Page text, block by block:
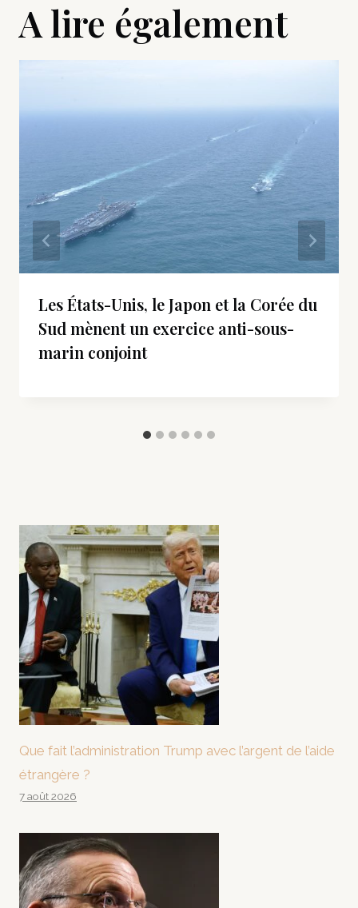
A lire également
Les États-Unis, le Japon et la Corée du
Sud mènent un exercice anti-sous-
marin conjoint
Que fait l’administration Trump avec l’argent de l’aide
étrangère ?
7 août 2026